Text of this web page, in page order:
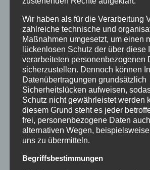
Boutiquehotel braucht andere
ein Familien- oder Aktivhotel.
Auftritt hochwertig, natürlich
Ihrem Haus?
Ihre Auswahl-Checkliste
Blick
Wir haben als für die Verarbeitung
zahlreiche technische und
Maßnahmen umgesetzt, um einen
lückenlosen Schutz der über diese
verarbeiteten personenbezogenen
sicherzustellen. Dennoch können
Datenübertragungen grundsätzlich
Sicherheitslücken aufweisen,
Schutz nicht gewährleistet werden
diesem Grund steht es jeder
frei, personenbezogene Daten
alternativen Wegen,
uns zu übermitteln.
Begriffsbestimmungen